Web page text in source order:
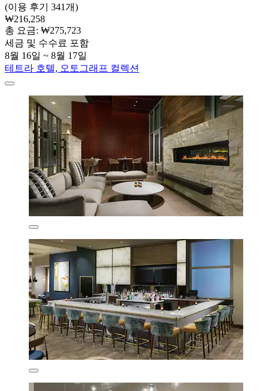
(이용 후기 341개)
₩216,258
총 요금: ₩275,723
세금 및 수수료 포함
8월 16일 ~ 8월 17일
테트라 호텔, 오토그래프 컬렉션